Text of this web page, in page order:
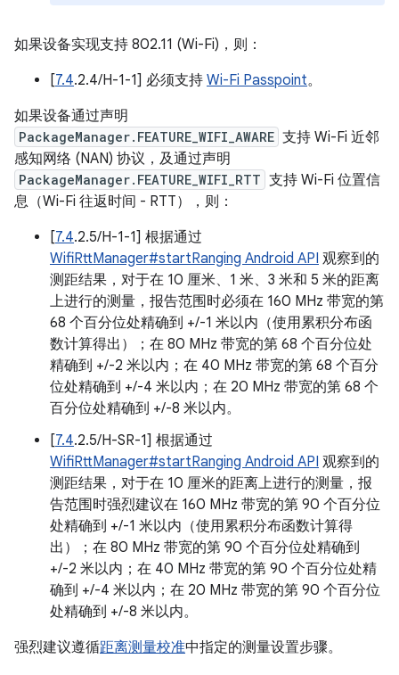
如果设备实现支持 802.11 (Wi-Fi)，则：
[7.4.2.4/H-1-1] 必须支持 Wi-Fi Passpoint。
如果设备通过声明
PackageManager.FEATURE_WIFI_AWARE 支持 Wi-Fi 近邻
感知网络 (NAN) 协议，及通过声明
PackageManager.FEATURE_WIFI_RTT 支持 Wi-Fi 位置信
息（Wi-Fi 往返时间 - RTT），则：
[7.4.2.5/H-1-1] 根据通过
WifiRttManager#startRanging Android API 观察到的
测距结果，对于在 10 厘米、1 米、3 米和 5 米的距离
上进行的测量，报告范围时必须在 160 MHz 带宽的第
68 个百分位处精确到 +/-1 米以内（使用累积分布函
数计算得出）；在 80 MHz 带宽的第 68 个百分位处
精确到 +/-2 米以内；在 40 MHz 带宽的第 68 个百分
位处精确到 +/-4 米以内；在 20 MHz 带宽的第 68 个
百分位处精确到 +/-8 米以内。
[7.4.2.5/H-SR-1] 根据通过
WifiRttManager#startRanging Android API 观察到的
测距结果，对于在 10 厘米的距离上进行的测量，报
告范围时强烈建议在 160 MHz 带宽的第 90 个百分位
处精确到 +/-1 米以内（使用累积分布函数计算得
出）；在 80 MHz 带宽的第 90 个百分位处精确到
+/-2 米以内；在 40 MHz 带宽的第 90 个百分位处精
确到 +/-4 米以内；在 20 MHz 带宽的第 90 个百分位
处精确到 +/-8 米以内。
强烈建议遵循距离测量校准中指定的测量设置步骤。